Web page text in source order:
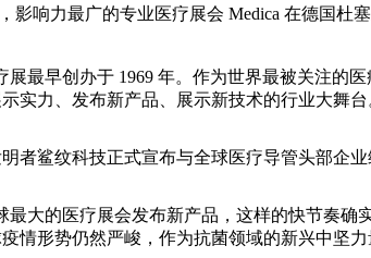
响力最广的专业医疗展会 Medica 在德国杜
早创办于 1969 年。作为世界最被关注的医
实力、发布新产品、展示新技术的行业大舞台
鲨纹科技正式宣布与全球医疗导管头部企业
的医疗展会发布新产品，这样的快节奏确
情形势仍然严峻，作为抗菌领域的新兴中坚